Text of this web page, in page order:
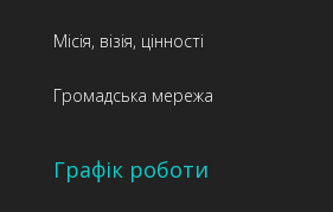
Місія, візія, цінності
Громадська мережа
Графік роботи